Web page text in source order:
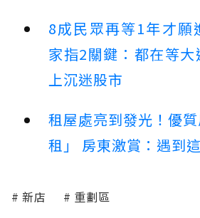
8成民眾再等1年才願
家指2關鍵：都在等
上沉迷股市
租屋處亮到發光！優
租」 房東激賞：遇到
新店 重劃區